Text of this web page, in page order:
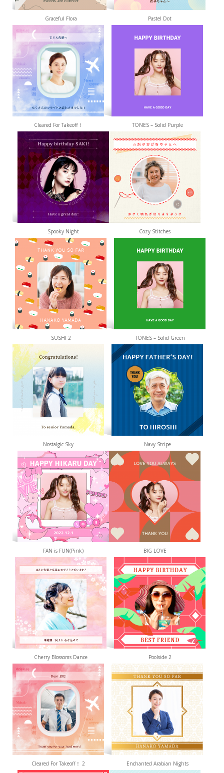
Graceful Flora Pastel Dot
Cleared For Takeoff！ TONES – Solid Purple
Spooky Night Cozy Stitches
SUSHI 2 TONES – Solid Green
Nostalgic Sky Navy Stripe
FAN is FUN(Pink) BIG LOVE
Cherry Blossoms Dance Poolside 2
Cleared For Takeoff！ 2 Enchanted Arabian Nights